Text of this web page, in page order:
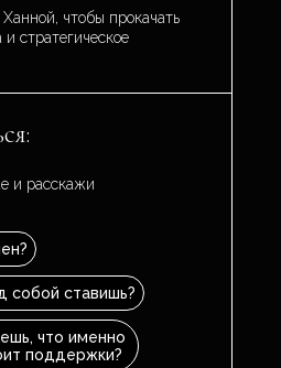
и расскажи
собой ставишь?
что именно
поддержки?
чтобы прокачать
стратегическое